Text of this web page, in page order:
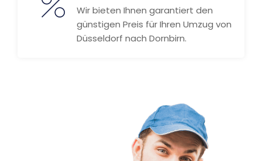
Wir bieten Ihnen garantiert den
günstigen Preis für Ihren Umzug von
Düsseldorf nach Dornbirn.